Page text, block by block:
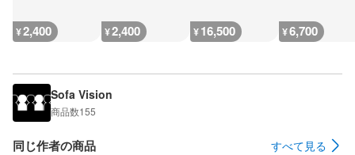
¥2,400 ¥2,400 ¥16,500 ¥6,700
Sofa Vision
商品数155
同じ作者の商品 すべて見る